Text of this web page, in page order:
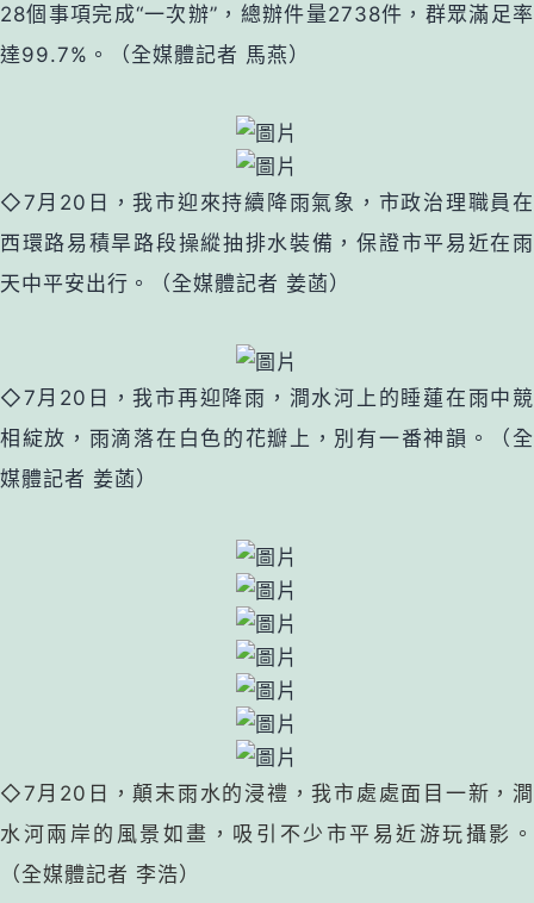
28個事項完成“一次辦”，總辦件量2738件，群眾滿足率
達99.7%。（全媒體記者 馬燕）
◇7月20日，我市迎來持續降雨氣象，市政治理職員在
西環路易積旱路段操縱抽排水裝備，保證市平易近在雨
天中平安出行。（全媒體記者 姜菡）
◇7月20日，我市再迎降雨，澗水河上的睡蓮在雨中競
相綻放，雨滴落在白色的花瓣上，別有一番神韻。（全
媒體記者 姜菡）
◇7月20日，顛末雨水的浸禮，我市處處面目一新，澗
水河兩岸的風景如畫，吸引不少市平易近游玩攝影。
（全媒體記者 李浩）